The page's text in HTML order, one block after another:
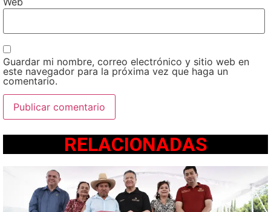
Guardar mi nombre, correo electrónico y sitio web en
este navegador para la próxima vez que haga un
comentario.
RELACIONADAS